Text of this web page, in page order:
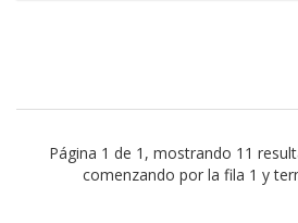
Página 1 de 1, mostrando 11
comenzando por la fila 1 y